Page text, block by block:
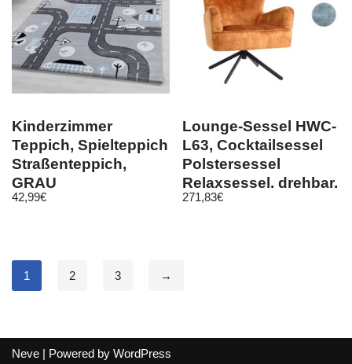
Kinderzimmer
Teppich, Spielteppich
Straßenteppich,
GRAU
42,99€
Lounge-Sessel HWC-
L63, Cocktailsessel
Polstersessel
Relaxsessel, drehbar,
vintage
271,83€
1 2 3 →
Neve | Powered by WordPress